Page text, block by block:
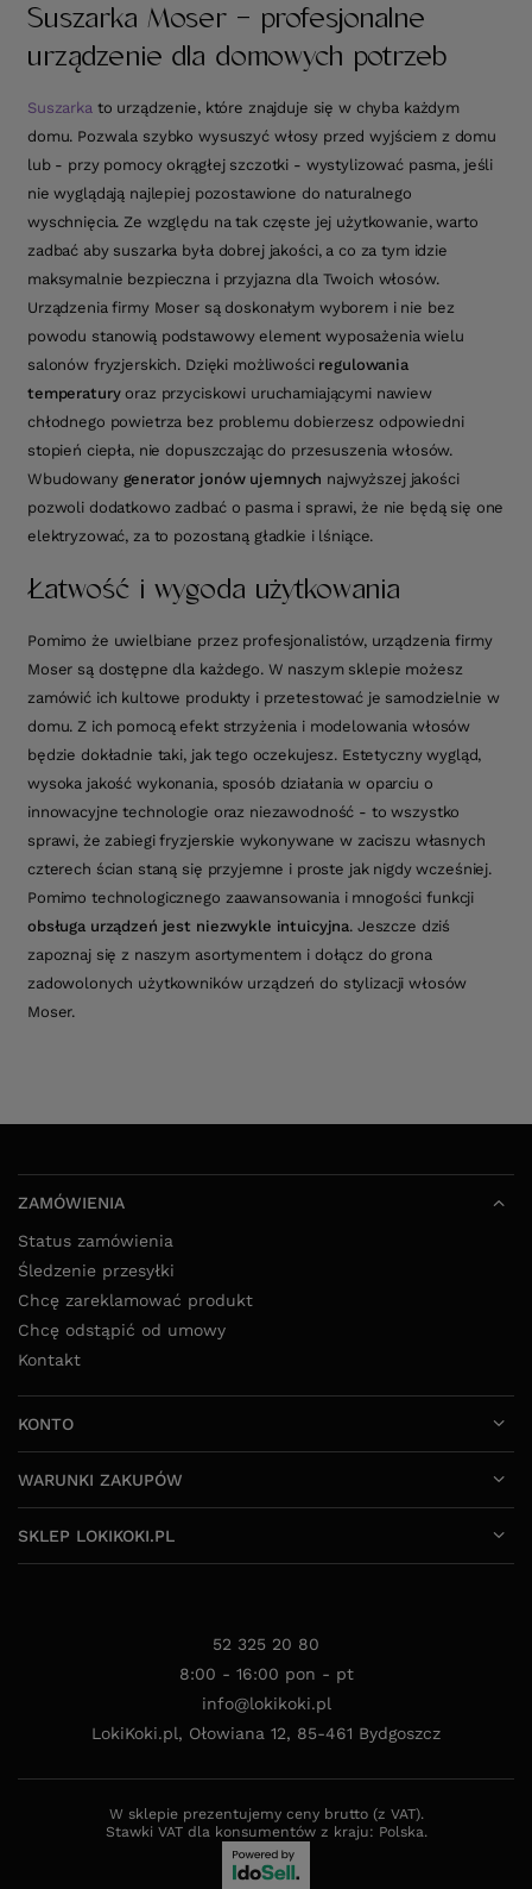
Suszarka Moser - profesjonalne
urządzenie dla domowych potrzeb
Suszarkato urządzenie, które znajduje się w chyba każdym
domu. Pozwala szybko wysuszyć włosy przed wyjściem z domu
lub - przy pomocy okrągłej szczotki - wystylizować pasma, jeśli
nie wyglądają najlepiej pozostawione do naturalnego
wyschnięcia. Ze względu na tak częste jej użytkowanie, warto
zadbać aby suszarka była dobrej jakości, a co za tym idzie
maksymalnie bezpieczna i przyjazna dla Twoich włosów.
Urządzenia firmy Moser są doskonałym wyborem i nie bez
powodu stanowią podstawowy element wyposażenia wielu
salonów fryzjerskich. Dzięki możliwości regulowania
temperaturyoraz przyciskowi uruchamiającymi nawiew
chłodnego powietrza bez problemu dobierzesz odpowiedni
stopień ciepła, nie dopuszczając do przesuszenia włosów.
Wbudowany generator jonów ujemnych najwyższej jakości
pozwoli dodatkowo zadbać o pasma i sprawi, że nie będą się one
elektryzować, za to pozostaną gładkie i lśniące.
Łatwość i wygoda użytkowania
Pomimo że uwielbiane przez profesjonalistów, urządzenia firmy
Moser są dostępne dla każdego. W naszym sklepie możesz
zamówić ich kultowe produkty i przetestować je samodzielnie w
domu. Z ich pomocą efekt strzyżenia i modelowania włosów
będzie dokładnie taki, jak tego oczekujesz. Estetyczny wygląd,
wysoka jakość wykonania, sposób działania w oparciu o
innowacyjne technologie oraz niezawodność - to wszystko
sprawi, że zabiegi fryzjerskie wykonywane w zaciszu własnych
czterech ścian staną się przyjemne i proste jak nigdy wcześniej.
Pomimo technologicznego zaawansowania i mnogości funkcji
obsługa urządzeń jest niezwykle intuicyjna. Jeszcze dziś
zapoznaj się z naszym asortymentem i dołącz do grona
zadowolonych użytkowników urządzeń do stylizacji włosów
Moser.
ZAMÓWIENIA
Status zamówienia
Śledzenie przesyłki
Chcę zareklamować produkt
Chcę odstąpić od umowy
Kontakt
KONTO
WARUNKI ZAKUPÓW
SKLEP LOKIKOKI.PL
52 325 20 80
8:00 - 16:00 pon - pt
info@lokikoki.pl
LokiKoki.pl, Ołowiana 12, 85-461 Bydgoszcz
W sklepie prezentujemy ceny brutto (z VAT).
Stawki VAT dla konsumentów z kraju: Polska.